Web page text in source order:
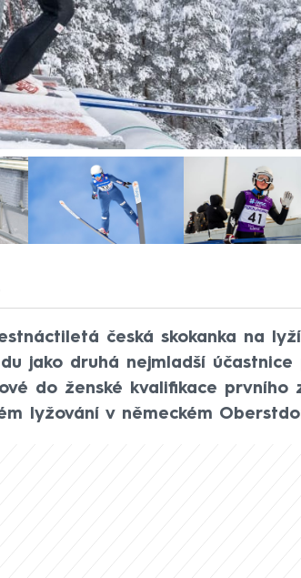
česká skokanka na
jako druhá nejmladší účastnice
do ženské kvalifikace prvního
lyžování v německém